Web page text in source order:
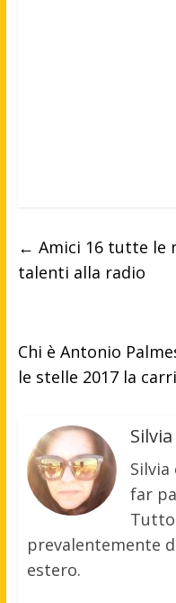
← Amici 16 tutte le
talenti alla radio
Chi è Antonio
le stelle 2017 la
Silvia
far
prevalentemente
estero.